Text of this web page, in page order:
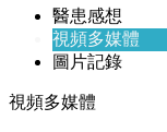
醫患感想
視頻多媒體
圖片記錄
視頻多媒體